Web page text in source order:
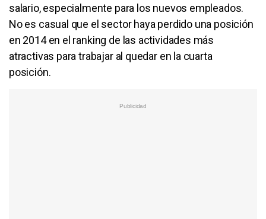
salario, especialmente para los nuevos empleados.
No es casual que el sector haya perdido una posición
en 2014 en el ranking de las actividades más
atractivas para trabajar al quedar en la cuarta
posición.